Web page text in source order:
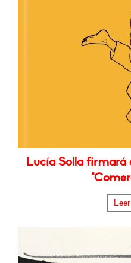
Lucía Solla firmará